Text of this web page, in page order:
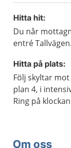
Hitta hit:
Du når
entré Tallvägen.
Hitta på plats:
Följ skyltar
plan 4, i
Ring på
Om oss